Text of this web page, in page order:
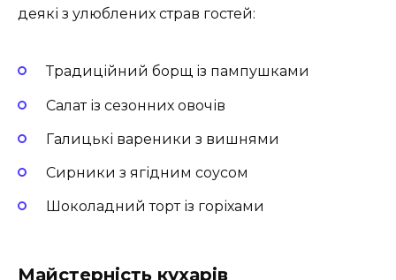
деякі з улюблених страв гостей:
Традиційний борщ із пампушками
Салат із сезонних овочів
Галицькі вареники з вишнями
Сирники з ягідним соусом
Шоколадний торт із горіхами
Майстерність кухарів